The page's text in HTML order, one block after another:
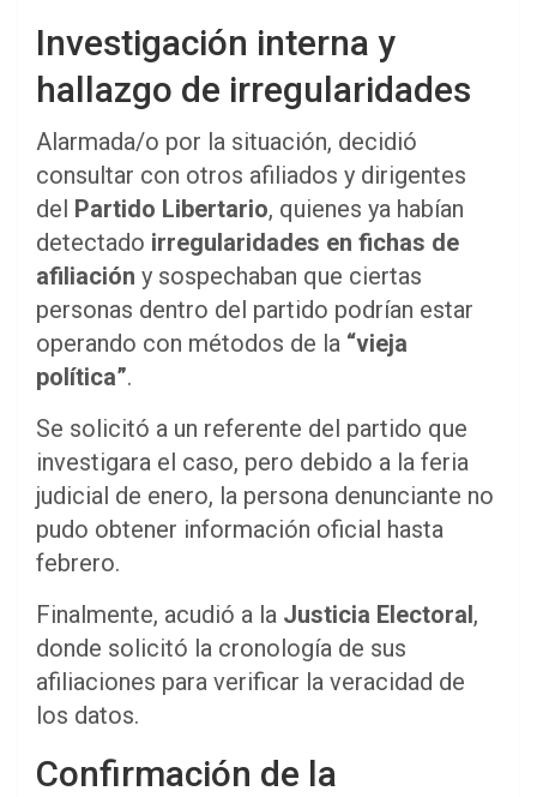
Investigación interna y
hallazgo de irregularidades
Alarmada/o por la situación, decidió
consultar con otros afiliados y dirigentes
del Partido Libertario, quienes ya habían
detectado irregularidades en fichas de
afiliación y sospechaban que ciertas
personas dentro del partido podrían estar
operando con métodos de la “vieja
política”.
Se solicitó a un referente del partido que
investigara el caso, pero debido a la feria
judicial de enero, la persona denunciante no
pudo obtener información oficial hasta
febrero.
Finalmente, acudió a la Justicia Electoral,
donde solicitó la cronología de sus
afiliaciones para verificar la veracidad de
los datos.
Confirmación de la